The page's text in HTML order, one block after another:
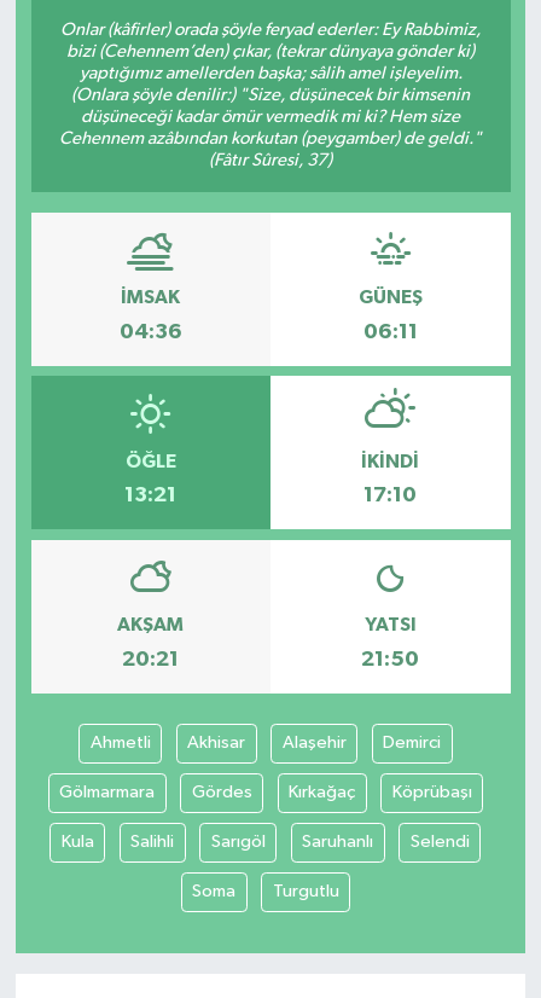
Onlar (kâfirler) orada şöyle feryad ederler: Ey Rabbimiz,
bizi (Cehennem’den) çıkar, (tekrar dünyaya gönder ki)
yaptığımız amellerden başka; sâlih amel işleyelim.
(Onlara şöyle denilir:) "Size, düşünecek bir kimsenin
düşüneceği kadar ömür vermedik mi ki? Hem size
Cehennem azâbından korkutan (peygamber) de geldi."
(Fâtır Sûresi, 37)
İMSAK
04:36
GÜNEŞ
06:11
ÖĞLE
13:21
İKINDI
17:10
AKŞAM
20:21
YATSI
21:50
Ahmetli Akhisar Alaşehir Demirci
Gölmarmara Gördes Kırkağaç Köprübaşı
Kula Salihli Sarıgöl Saruhanlı Selendi
Soma Turgutlu